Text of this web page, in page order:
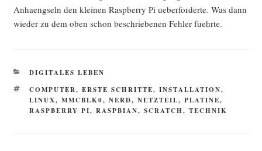
Anhaeng­seln den klei­nen Raspber­ry Pi ueber­for­der­te. Was dann
wie­der zu dem oben schon beschrie­be­nen Feh­ler fuehrte.
KATEGORIEN
DIGITALES LEBEN
SCHLAGWÖRTER
COMPUTER, ERSTE SCHRITTE, INSTALLATION,
LINUX, MMCBLK0, NERD, NETZTEIL, PLATINE,
RASPBERRY PI, RASPBIAN, SCRATCH, TECHNIK